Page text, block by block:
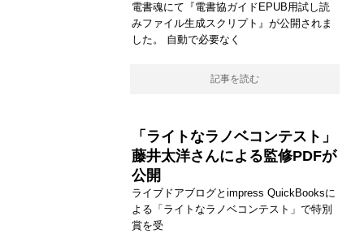
電書魂にて『電書協ガイドEPUB用試し読
みファイル生成スクリプト』が公開されま
した。 自動で必要なく
記事を読む
「ライトなラノベコンテスト」
藤井太洋さんによる監修PDFが
公開
ライブドアブログとimpress QuickBooksに
よる「ライトなラノベコンテスト」で特別
賞を受